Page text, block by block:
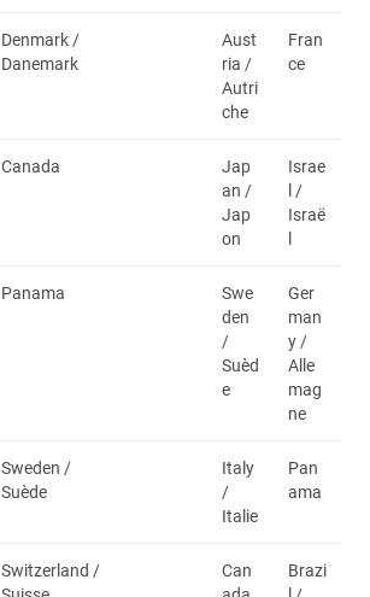
Denmark /
Danemark
Aust
ria /
Autri
che
Fran
ce
Canada
Jap
an /
Jap
on
Israe
l /
Israë
Panama
Swe
den
/
Suèd
e
Ger
man
y /
Alle
mag
ne
Sweden /
Suède
Italy
/
Italie
Pan
ama
Switzerland /
Can
Brazi